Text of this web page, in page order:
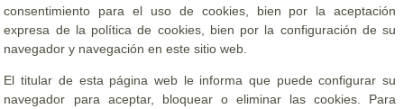
consentimiento para el uso de cookies, bien por la aceptación
expresa de la política de cookies, bien por la configuración de su
navegador y navegación en este sitio web.
El titular de esta página web le informa que puede configurar su
navegador para aceptar, bloquear o eliminar las cookies. Para